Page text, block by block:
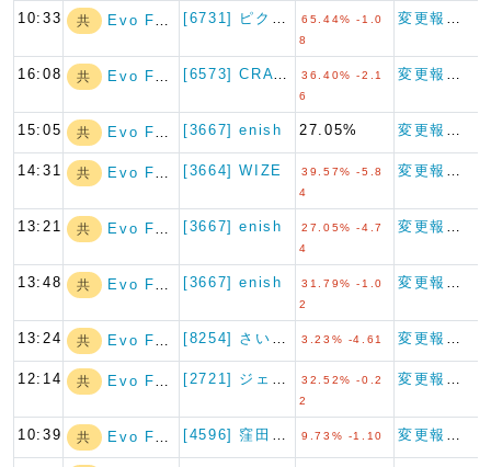
10:33 共 Evo Fund
65.44% -1.0
8
16:08 共 Evo Fund
36.40% -2.1
6
15:05 共 Evo Fund [3667] enish 27.05%
14:31 共 Evo Fund [3664] WIZE
39.57% -5.8
4
13:21 共 Evo Fund [3667] enish
27.05% -4.7
4
13:48 共 Evo Fund [3667] enish
31.79% -1.0
2
13:24 共 Evo Fund 3.23% -4.61
12:14 共 Evo Fund
32.52% -0.2
2
10:39 共 Evo Fund 9.73% -1.10